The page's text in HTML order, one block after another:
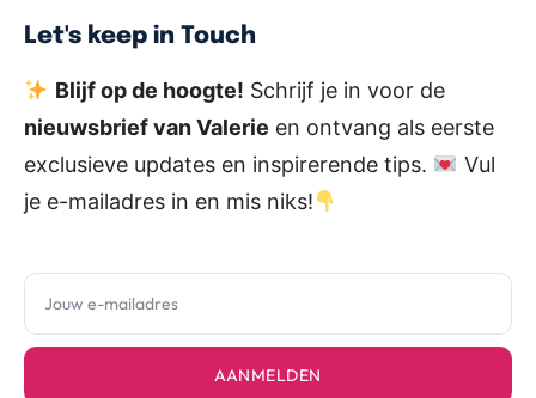
Let's keep in Touch
Blijf op de hoogte! Schrijf je in voor de
nieuwsbrief van Valerie en ontvang als eerste
exclusieve updates en inspirerende tips.
Vul
je e-mailadres in en mis niks!
AANMELDEN